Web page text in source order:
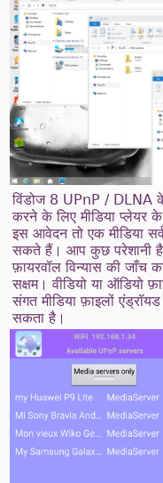
विंडोज 8 UPnP / DLNA के
करने के लिए मीडिया प्लेयर
इस आवेदन तो एक मीडिया
सकते हैं। आप कुछ परेशानी
फ़ायरवॉल विन्यास की
सक्षम। वीडियो या ऑडियो
संगत मीडिया फ़ाइलों
सकता है।